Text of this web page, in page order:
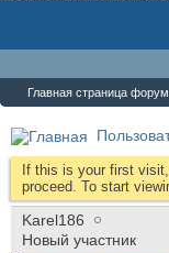
Главная страница
If this is your first
proceed. To start
Karel186
Новый участник